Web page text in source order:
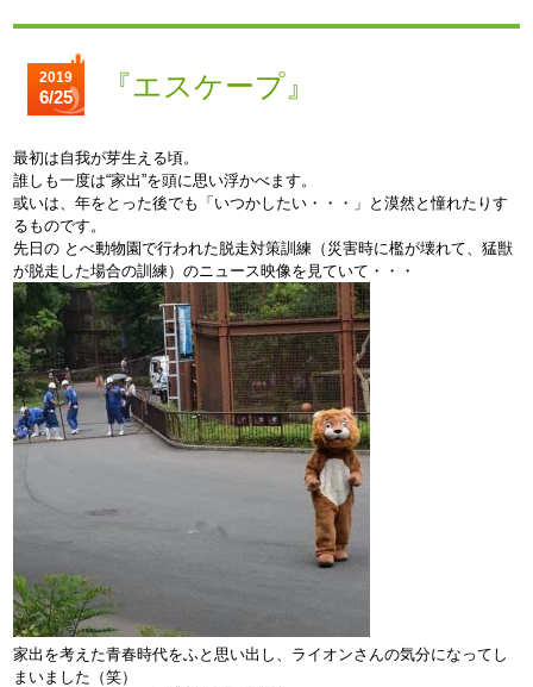
2019
6/25 『エスケープ』
最初は自我が芽生える頃。
誰しも一度は“家出”を頭に思い浮かべます。
或いは、年をとった後でも「いつかしたい・・・」と漠然と憧れたりす
るものです。
先日の とべ動物園で行われた脱走対策訓練（災害時に檻が壊れて、猛獣
が脱走した場合の訓練）のニュース映像を見ていて・・・
家出を考えた青春時代をふと思い出し、ライオンさんの気分になってし
まいました（笑）